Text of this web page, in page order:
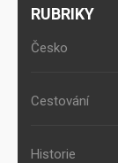
RUBRIKY
Česko
Cestování
Historie